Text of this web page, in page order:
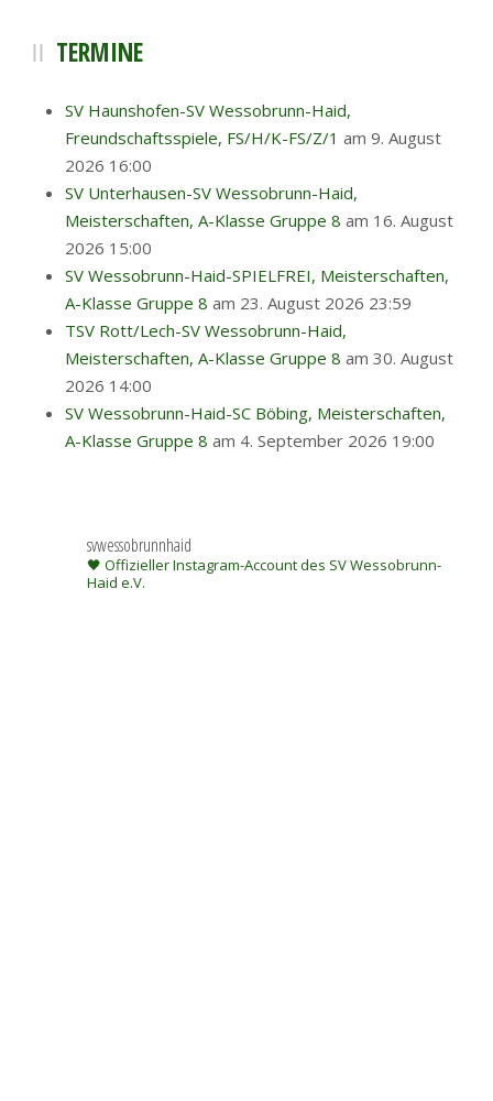
TERMINE
SV Haunshofen-SV Wessobrunn-Haid,
Freundschaftsspiele, FS/H/K-FS/Z/1 am 9. August
2026 16:00
SV Unterhausen-SV Wessobrunn-Haid,
Meisterschaften, A-Klasse Gruppe 8 am 16. August
2026 15:00
SV Wessobrunn-Haid-SPIELFREI, Meisterschaften,
A-Klasse Gruppe 8 am 23. August 2026 23:59
TSV Rott/Lech-SV Wessobrunn-Haid,
Meisterschaften, A-Klasse Gruppe 8 am 30. August
2026 14:00
SV Wessobrunn-Haid-SC Böbing, Meisterschaften,
A-Klasse Gruppe 8 am 4. September 2026 19:00
svwessobrunnhaid
🖤 Offizieller Instagram-Account des SV Wessobrunn-
Haid e.V.